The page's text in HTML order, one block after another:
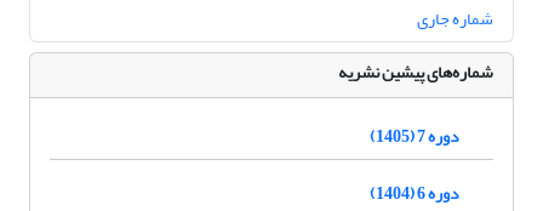
شماره جاری
شماره‌های پیشین نشریه
دوره 7 (1405)
دوره 6 (1404)